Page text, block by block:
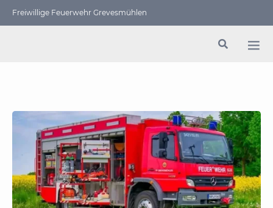
Freiwillige Feuerwehr Grevesmühlen